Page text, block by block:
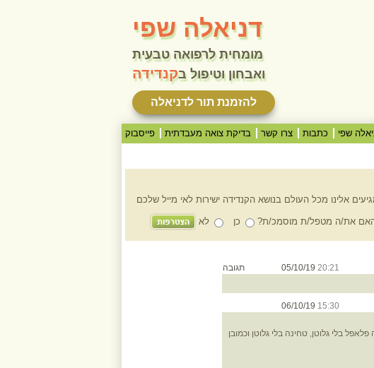
דניאלה שפי
מומחית לרפואה טבעית
ואבחון וטיפול בקנדידה
להזמנת תור לדניאלה
שפי כתבות צרו קשר בדיקת צואה מעבדתית פייסבוק
אלינו מכל העולם בנושא הקנדידה ישירות לאי מייל שלכם
את/ה מטפל/ת מוסמכ/ת? כן לא
20:21
05/10/19
תגובה
15:30
בלי גלוטן, טחינה בלי גלוטן וכמובן